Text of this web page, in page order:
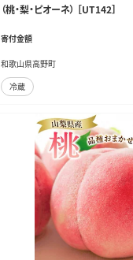
（桃・梨・ピオーネ） ［UT142］
寄付金額
和歌山県高野町
冷蔵